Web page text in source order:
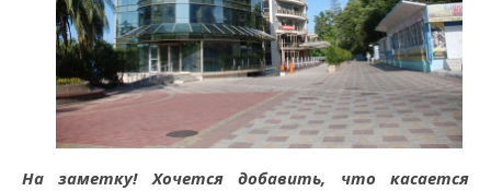
На заметку! Хочется добавить, что касается